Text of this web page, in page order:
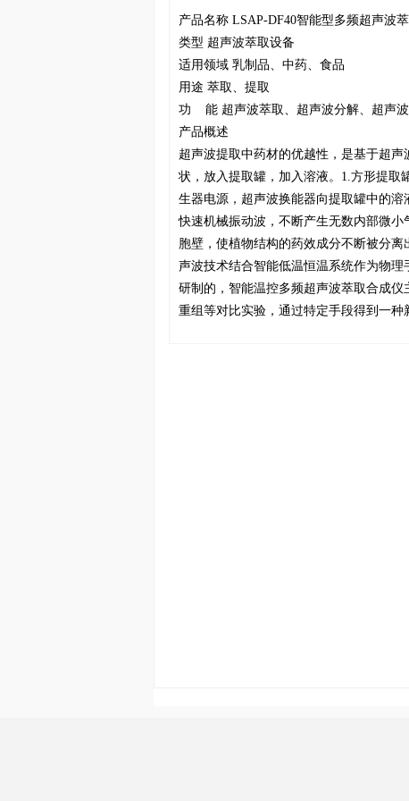
产品名称 LSAP-DF40智能型多频超声波
类型 超声波萃取设备
适用领域 乳制品、中药、食品
用途 萃取、提取
功 能 超声波萃取、超声波分解、超声波
产品概述
超声波提取中药材的优越性，是基于超
状，放入提取罐，加入溶液。1.方形提取
生器电源，超声波换能器向提取罐中的
快速机械振动波，不断产生无数内部微
胞壁，使植物结构的药效成分不断被分
声波技术结合智能低温恒温系统作为物
研制的，智能温控多频超声波萃取合成
重组等对比实验，通过特定手段得到一种